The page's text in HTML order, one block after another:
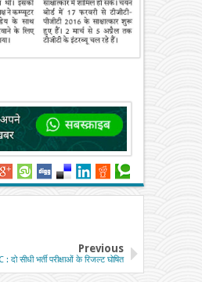
Previous
: दो सीधी भर्ती परीक्षाओं के रिजल्ट घोषित